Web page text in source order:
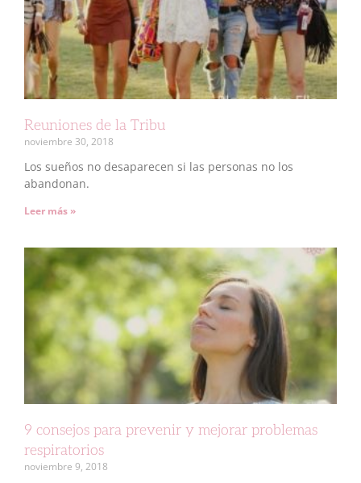
Reuniones de la Tribu
noviembre 30, 2018
Los sueños no desaparecen si las personas no los
abandonan.
Leer más »
9 consejos para prevenir y mejorar problemas
respiratorios
noviembre 9, 2018